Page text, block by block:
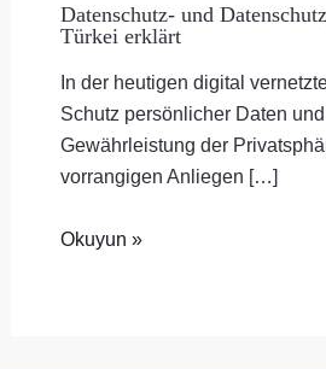
Datenschutz- und
Türkei erklärt
In der heutigen digital
Schutz persönlicher Daten
Gewährleistung der
vorrangigen Anliegen […]
Okuyun »